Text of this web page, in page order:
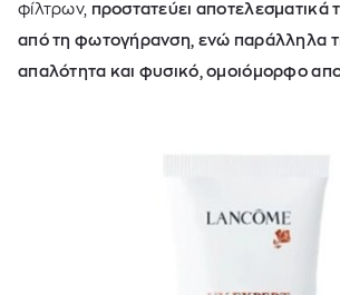
φίλτρων, προστατεύει αποτελεσματικά
από τη φωτογήρανση, ενώ παράλληλα
απαλότητα και φυσικό, ομοιόμορφο